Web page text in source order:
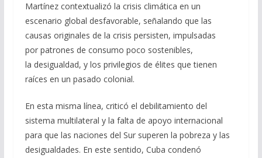
Martínez contextualizó la crisis climática en un
escenario global desfavorable, señalando que las
causas originales de la crisis persisten, impulsadas
por patrones de consumo poco sostenibles,
la desigualdad, y los privilegios de élites que tienen
raíces en un pasado colonial.
En esta misma línea, criticó el debilitamiento del
sistema multilateral y la falta de apoyo internacional
para que las naciones del Sur superen la pobreza y las
desigualdades. En este sentido, Cuba condenó